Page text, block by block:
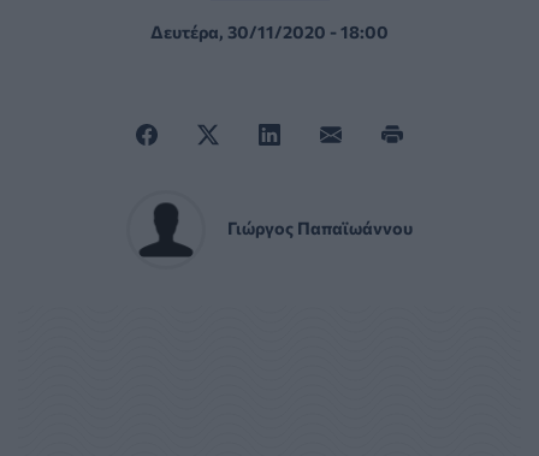
Δευτέρα, 30/11/2020 - 18:00
Γιώργος Παπαϊωάννου